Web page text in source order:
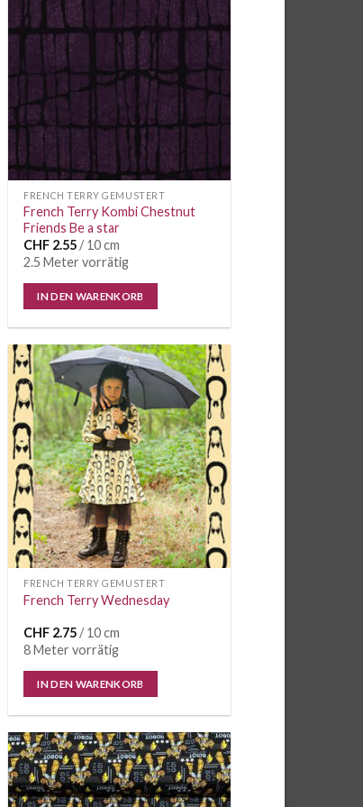
Wunschliste
FRENCH TERRY GEMUSTERT
French Terry Kombi Chestnut
Friends Be a star
CHF 2.55/ 10 cm
2.5 Meter vorrätig
IN DEN WARENKORB
Auf die
Wunschliste
FRENCH TERRY GEMUSTERT
French Terry Wednesday
CHF 2.75/ 10 cm
8 Meter vorrätig
IN DEN WARENKORB
Auf die
Wunschliste